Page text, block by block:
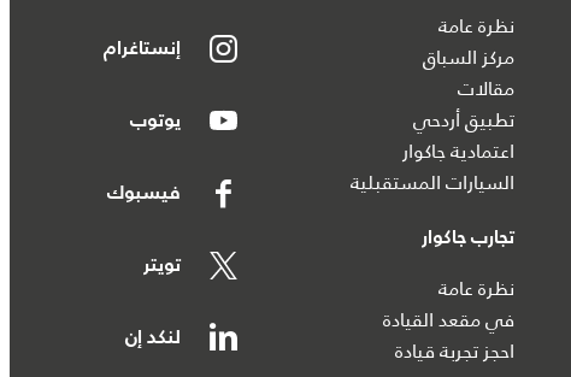
نظرة عامة
مركز السباق
مقالات
تطبيق أردحي
اعتمادية جاكوار
السيارات المستقبلية
تجارب جاكوار
نظرة عامة
في مقعد القيادة
احجز تجربة قيادة
إنستاغرام
يوتوب
فيسبوك
تويتر
لنكد إن